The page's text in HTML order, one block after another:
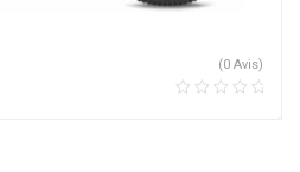
(0 Avis)